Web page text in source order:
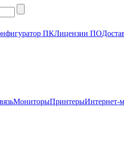
ПКЛицензии ПО
МониторыПринтерыИнтернет-